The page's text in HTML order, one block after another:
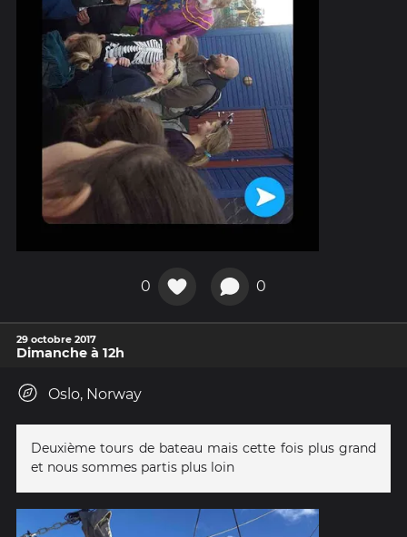
0 0
29 octobre 2017
Dimanche à 12h
Oslo, Norway
Deuxième tours de bateau mais cette fois plus grand
et nous sommes partis plus loin